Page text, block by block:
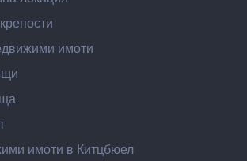
имоти
имоти в Китцбюел